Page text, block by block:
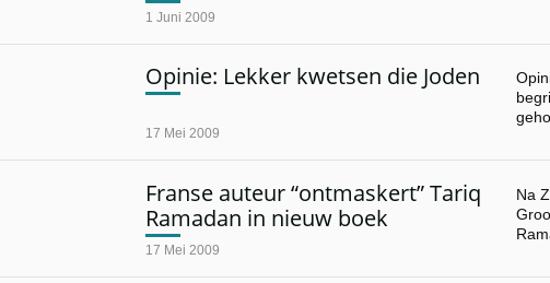
1 Juni 2009
Opinie: Lekker kwetsen die Joden
17 Mei 2009
Franse auteur “ontmaskert” Tariq
Ramadan in nieuw boek
17 Mei 2009
Na